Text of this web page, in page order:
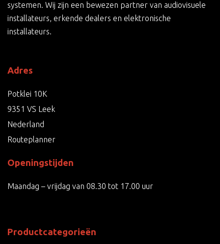
systemen. Wij zijn een bewezen partner van audiovisuele
installateurs, erkende dealers en elektronische
installateurs.
Adres
Potklei 10K
9351 VS Leek
Nederland
Routeplanner
Openingstijden
Maandag – vrijdag van 08.30 tot 17.00 uur
Productcategorieën